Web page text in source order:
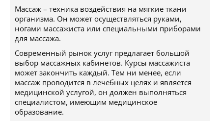
Массаж – техника воздействия на мягкие ткани
организма. Он может осуществляться руками,
ногами массажиста или специальными приборами
для массажа.
Современный рынок услуг предлагает большой
выбор массажных кабинетов. Курсы массажиста
может закончить каждый. Тем ни менее, если
массаж проводится в лечебных целях и является
медицинской услугой, он должен выполняться
специалистом, имеющим медицинское
образование.